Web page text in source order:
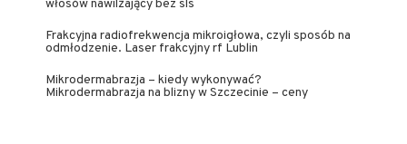
włosów nawilżający bez sls
Frakcyjna radiofrekwencja mikroigłowa, czyli sposób na
odmłodzenie. Laser frakcyjny rf Lublin
Mikrodermabrazja – kiedy wykonywać?
Mikrodermabrazja na blizny w Szczecinie – ceny